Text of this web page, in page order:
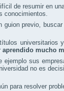
de resumir en
conocimientos.
previo,
universitarios
mucho
sus
no es
para resolver